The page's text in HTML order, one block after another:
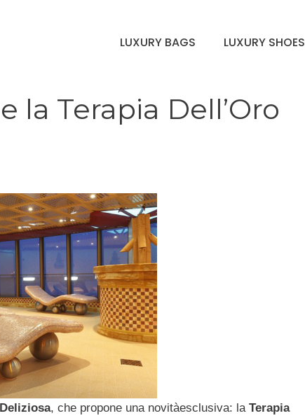
LUXURY BAGS LUXURY SHOES
la Terapia Dell’Oro
, che propone una novitàesclusiva: la Terapia